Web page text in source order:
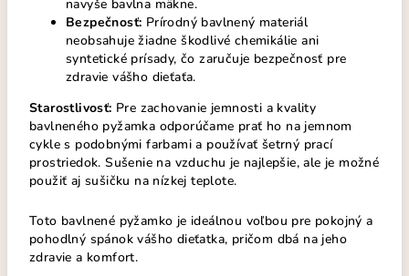
navyše bavlna mäkne.
Bezpečnosť: Prírodný bavlnený materiál
neobsahuje žiadne škodlivé chemikálie ani
syntetické prísady, čo zaručuje bezpečnosť pre
zdravie vášho dieťaťa.
Starostlivosť: Pre zachovanie jemnosti a kvality
bavlneného pyžamka odporúčame prať ho na jemnom
cykle s podobnými farbami a používať šetrný prací
prostriedok. Sušenie na vzduchu je najlepšie, ale je možné
použiť aj sušičku na nízkej teplote.
Toto bavlnené pyžamko je ideálnou voľbou pre pokojný a
pohodlný spánok vášho dieťatka, pričom dbá na jeho
zdravie a komfort.